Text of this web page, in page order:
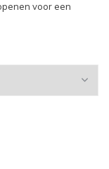
voor een